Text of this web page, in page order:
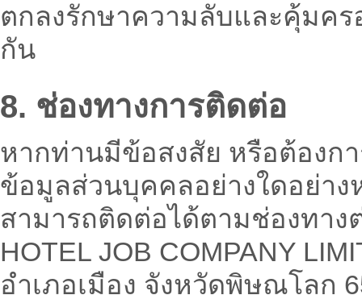
ตกลงรักษาความลับและคุ้มค
กัน
8. ช่องทางการติดต่อ
หากท่านมีข้อสงสัย หรือต้องก
ข้อมูลส่วนบุคคลอย่างใดอย่าง
สามารถติดต่อได้ตามช่องทาง
HOTEL JOB COMPANY
อำเภอเมือง จังหวัดพิษณุโลก